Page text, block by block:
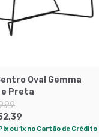
Oval Gemma
e Preta
ou 1x no Cartão de Crédito